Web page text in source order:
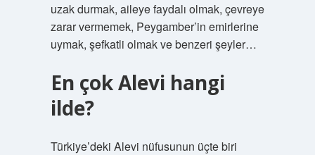
uzak durmak, aileye faydalı olmak, çevreye
zarar vermemek, Peygamber’in emirlerine
uymak, şefkatli olmak ve benzeri şeyler…
En çok Alevi hangi
ilde?
Türkiye’deki Alevi nüfusunun üçte biri